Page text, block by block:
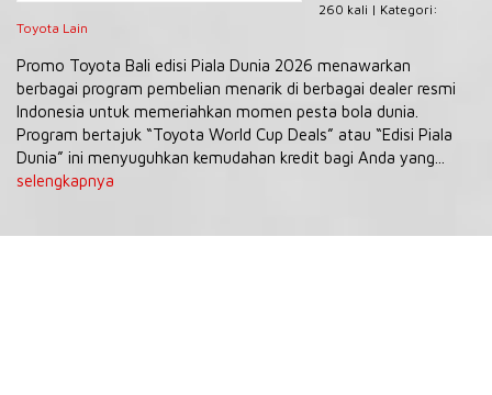
260 kali | Kategori:
Toyota Lain
Promo Toyota Bali edisi Piala Dunia 2026 menawarkan
berbagai program pembelian menarik di berbagai dealer resmi
Indonesia untuk memeriahkan momen pesta bola dunia.
Program bertajuk “Toyota World Cup Deals” atau “Edisi Piala
Dunia” ini menyuguhkan kemudahan kredit bagi Anda yang...
selengkapnya